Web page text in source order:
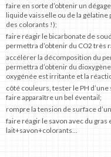
faire en sorte d’obtenir un
liquide vaisselle ou de la
des colorants !);
faire réagir le bicarbonate de
permettra d’obtenir du CO2 très
accélérer la décomposition du
permettra d’obtenir du
oxygénée est irritante et la
côté couleurs, tester le PH
faire apparaître un bel éventail;
rompre la tension de surface
faire réagir le savon avec du
lait+savon+colorants…